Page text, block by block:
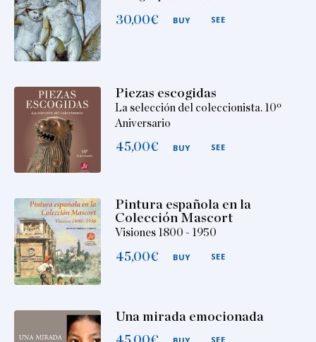
30,00€ BUY SEE
Piezas escogidas
La selección del coleccionista. 10º
Aniversario
45,00€ BUY SEE
Pintura española en la
Colección Mascort
Visiones 1800 - 1950
45,00€ BUY SEE
Una mirada emocionada
SEE